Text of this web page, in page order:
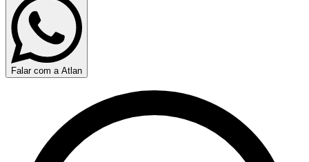
Falar com a Atlan